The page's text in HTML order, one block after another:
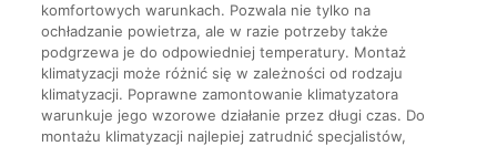
komfortowych warunkach. Pozwala nie tylko na
ochładzanie powietrza, ale w razie potrzeby także
podgrzewa je do odpowiedniej temperatury. Montaż
klimatyzacji może różnić się w zależności od rodzaju
klimatyzacji. Poprawne zamontowanie klimatyzatora
warunkuje jego wzorowe działanie przez długi czas. Do
montażu klimatyzacji najlepiej zatrudnić specjalistów,